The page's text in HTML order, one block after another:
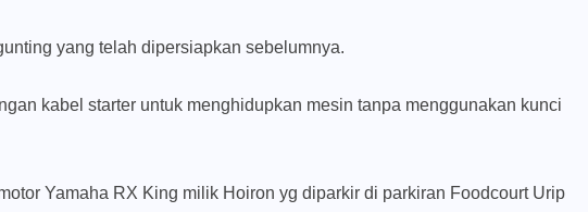
yang telah dipersiapkan sebelumnya.
kabel starter untuk menghidupkan mesin tanpa menggunakan kunci
Yamaha RX King milik Hoiron yg diparkir di parkiran Foodcourt Urip